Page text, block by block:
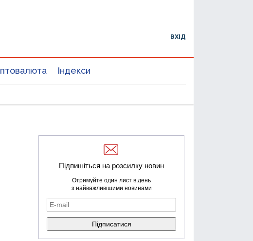
ВХІД
Індекси
Підпишіться на розсилку новин
Отримуйте один лист в день
з найважливішими новинами